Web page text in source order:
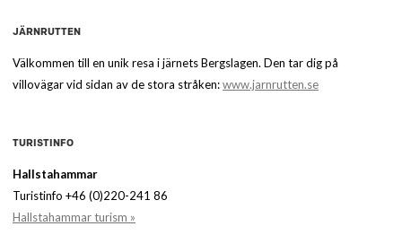
JÄRNRUTTEN
Välkommen till en unik resa i järnets Bergslagen. Den tar dig på
villovägar vid sidan av de stora stråken:www.jarnrutten.se
TURISTINFO
Hallstahammar
Turistinfo +46 (0)220-241 86
Hallstahammar turism »